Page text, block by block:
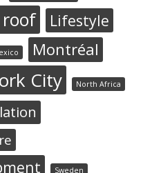
roof Lifestyle
Montréal
City North Africa
Sweden